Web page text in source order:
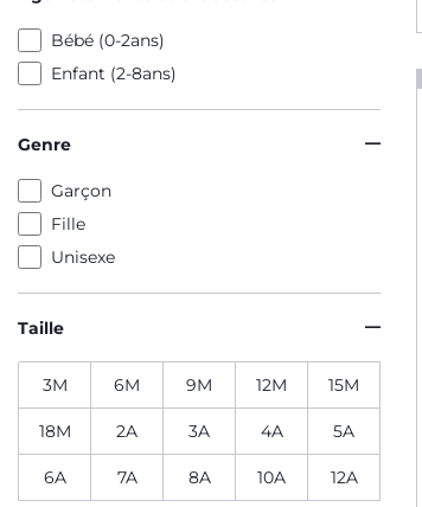
Bébé (0-2ans)
Enfant (2-8ans)
Genre
Garçon
Fille
Unisexe
Taille
3M 6M 9M 12M 15M
18M 2A 3A 4A 5A
6A 7A 8A 10A 12A